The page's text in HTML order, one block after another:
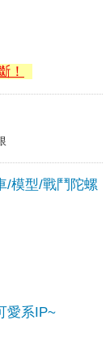
！
/模型/戰鬥陀螺
愛系IP~